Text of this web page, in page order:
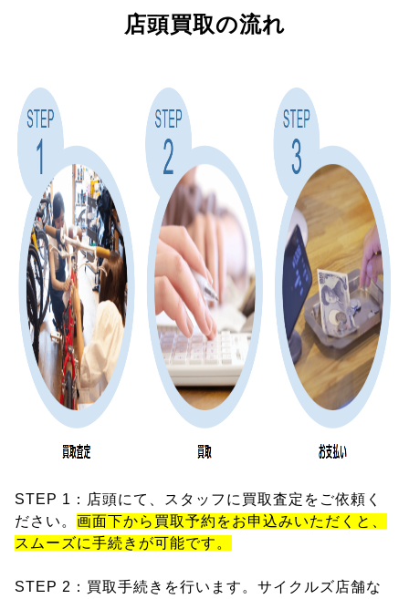
店頭買取の流れ
STEP 1：店頭にて、スタッフに買取査定をご依頼く
ださい。 画面下から買取予約をお申込みいただくと、
スムーズに手続きが可能です。
STEP 2：買取手続きを行います。サイクルズ店舗な